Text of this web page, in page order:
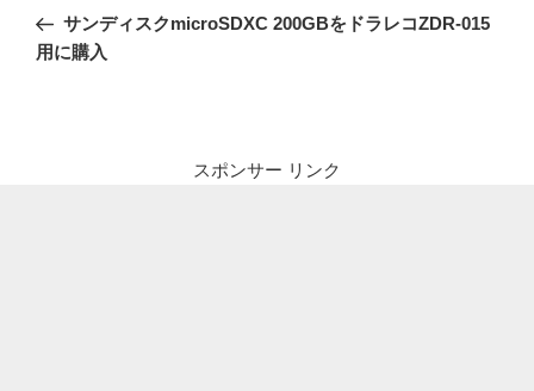
ナ
の
投
サンディスクmicroSDXC 200GBをドラレコZDR-015
用に購入
スポンサー リンク